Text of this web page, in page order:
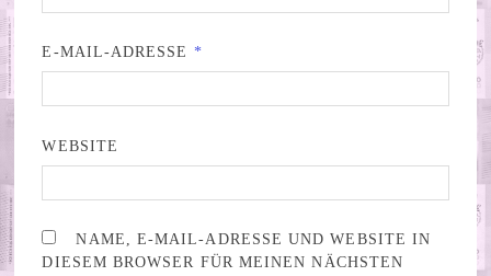
E-MAIL-ADRESSE *
WEBSITE
NAME, E-MAIL-ADRESSE UND WEBSITE IN
DIESEM BROWSER FÜR MEINEN NÄCHSTEN